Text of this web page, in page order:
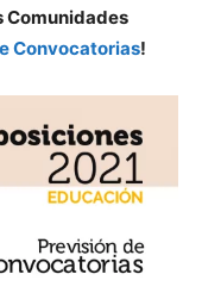
Comunidades
Convocatorias!